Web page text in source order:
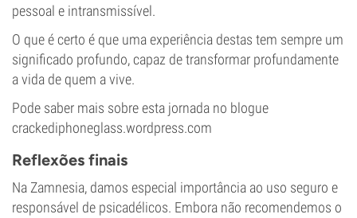
pessoal e intransmissível.
O que é certo é que uma experiência destas tem sempre um
significado profundo, capaz de transformar profundamente
a vida de quem a vive.
Pode saber mais sobre esta jornada no blogue
crackediphoneglass.wordpress.com
Reflexões finais
Na Zamnesia, damos especial importância ao uso seguro e
responsável de psicadélicos. Embora não recomendemos o